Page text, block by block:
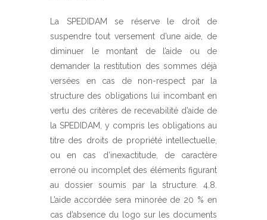
La SPEDIDAM se réserve le droit de
suspendre tout versement d’une aide, de
diminuer le montant de l’aide ou de
demander la restitution des sommes déjà
versées en cas de non-respect par la
structure des obligations lui incombant en
vertu des critères de recevabilité d’aide de
la SPEDIDAM, y compris les obligations au
titre des droits de propriété intellectuelle,
ou en cas d’inexactitude, de caractère
erroné ou incomplet des éléments figurant
au dossier soumis par la structure. 4.8.
L’aide accordée sera minorée de 20 % en
cas d’absence du logo sur les documents